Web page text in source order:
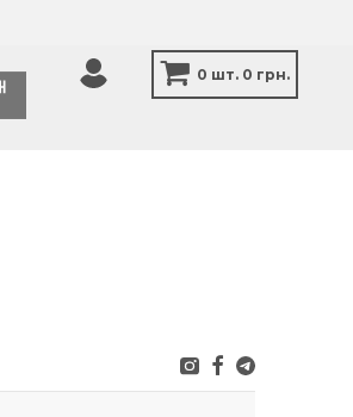
0 шт. 0 грн.